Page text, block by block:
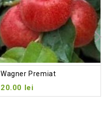
Wagner Premiat
20.00 lei